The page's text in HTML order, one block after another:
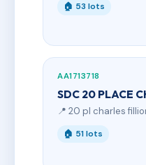
🏠 53 lots
AA1713718
SDC 20 PLACE
📍 20 pl charles
🏠 51 lots